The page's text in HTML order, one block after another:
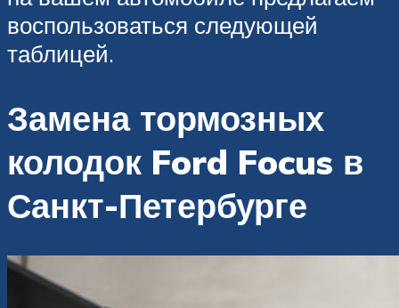
воспользоваться следующей
таблицей.
Замена тормозных
колодок Ford Focus в
Санкт-Петербурге